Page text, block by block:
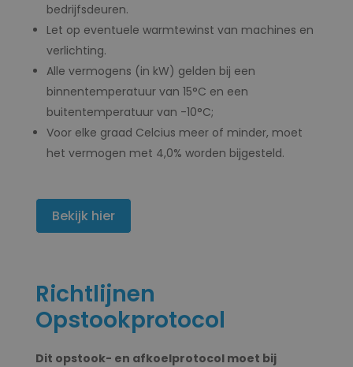
bedrijfsdeuren.
Let op eventuele warmtewinst van machines en
verlichting.
Alle vermogens (in kW) gelden bij een
binnentemperatuur van 15°C en een
buitentemperatuur van -10°C;
Voor elke graad Celcius meer of minder, moet
het vermogen met 4,0% worden bijgesteld.
Bekijk hier
Richtlijnen
Opstookprotocol
Dit opstook- en afkoelprotocol moet bij